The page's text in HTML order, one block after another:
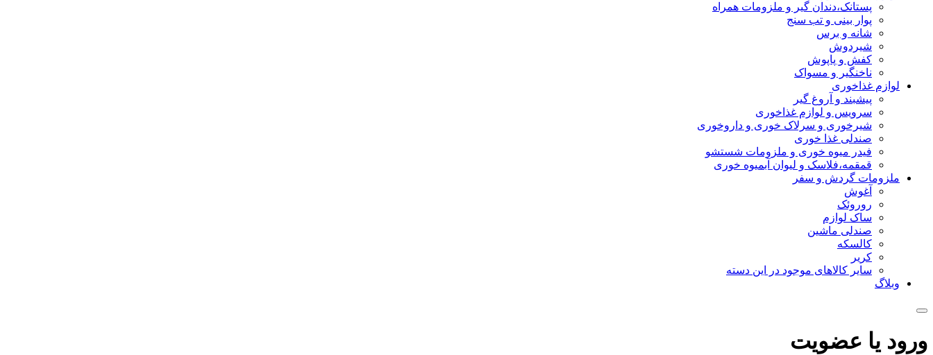
پستانک،دندان گیر و ملزومات همراه
پوار بینی و تب سنج
شانه و برس
شیردوش
کفش و پاپوش
ناخنگیر و مسواک
لوازم غذاخوری
پیشبند و آروغ گیر
سرویس و لوازم غذاخوری
شیرخوری و سرلاک خوری و داروخوری
صندلی غذا خوری
فیدر میوه خوری و ملزومات شستشو
قمقمه،فلاسک و لیوان آبمیوه خوری
ملزومات گردش و سفر
آغوش
روروئک
ساک لوازم
صندلی ماشین
کالسکه
کریر
سایر کالاهای موجود در این دسته
وبلاگ
ورود یا عضویت